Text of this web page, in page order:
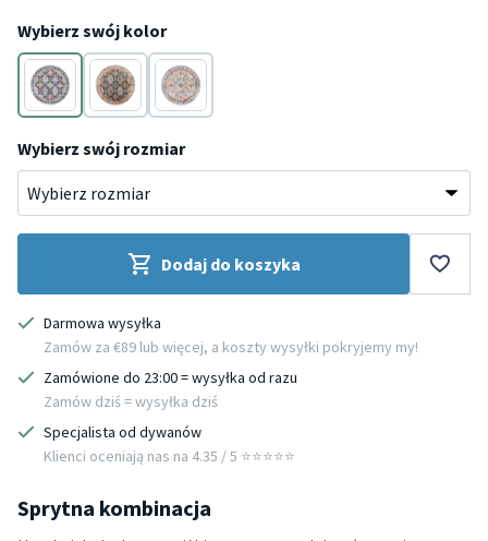
Wybierz swój kolor
NiebieskiWielokolorowy
Zielony
Wybierz swój rozmiar
Dodaj do koszyka
Darmowa wysyłka
Zamów za €89 lub więcej, a koszty wysyłki pokryjemy my!
Zamówione do 23:00 = wysyłka od razu
Zamów dziś = wysyłka dziś
Specjalista od dywanów
Klienci oceniają nas na 4.35 / 5 ⭐️⭐️⭐️⭐️⭐️
Sprytna kombinacja